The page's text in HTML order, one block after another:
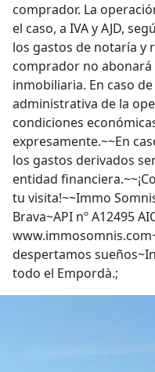
comprador. La
el caso, a IVA y AJD,
los gastos de notaría y
comprador no
inmobiliaria. En caso
administrativa de la
condiciones
expresamente.~~En
los gastos derivados
entidad
tu visita!~~Immo
Brava~API nº A12495
despertamos
todo el Empordà.;